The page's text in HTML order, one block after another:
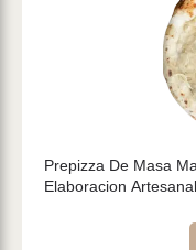
Prepizza De Masa